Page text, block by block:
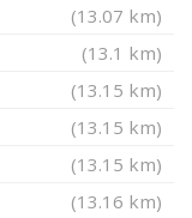
(13.07 km)
(13.1 km)
(13.15 km)
(13.15 km)
(13.15 km)
(13.16 km)